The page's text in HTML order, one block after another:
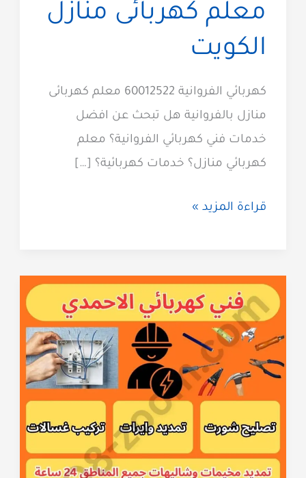
معلم كهربائى منازل
الكويت
كهربائي الفروانية 60012522 معلم كهربائى
منازل بالفروانية هل تبحث عن افضل
خدمات فني كهربائي الفروانية؟ معلم
كهربائي منازل؟ خدمات كهربائية؟ […]
فني
60012522
معلم
كهربائى
منازل
الكويت
قراءة المزيد »